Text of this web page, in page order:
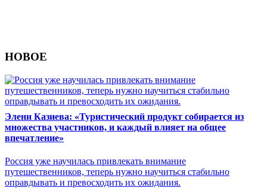
НОВОЕ
Элени Казиева: «Туристический продукт собирается из
множества участников, и каждый влияет на общее
впечатление»
Россия уже научилась привлекать внимание
путешественников, теперь нужно научиться стабильно
оправдывать и превосходить их ожидания.